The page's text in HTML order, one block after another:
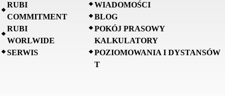
RUBI
COMMITMENT
RUBI
WORLWIDE
SERWIS
WIADOMOŚCI
BLOG
POKÓJ PRASOWY
KALKULATORY
POZIOMOWANIA I DYSTANSÓW
T